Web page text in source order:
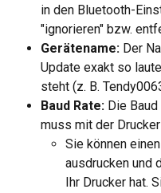
in den Bluetooth-
"ignorieren" bzw.
Gerätename: Der
Update exakt so
steht (z. B.
Baud Rate: Die
muss mit der
Sie können
ausdrucken und
Ihr Drucker hat.